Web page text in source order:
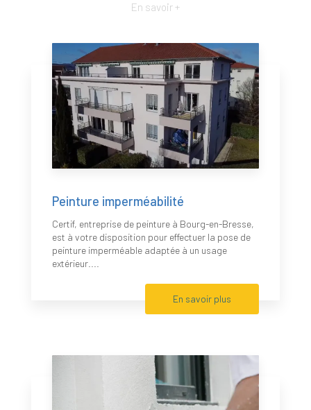
En savoir +
Peinture imperméabilité
Certif, entreprise de peinture à Bourg-en-Bresse,
est à votre disposition pour effectuer la pose de
peinture imperméable adaptée à un usage
extérieur....
En savoir plus